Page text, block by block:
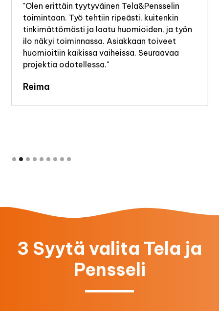
"Olen erittäin tyytyväinen Tela&Pensselin
toimintaan. Työ tehtiin ripeästi, kuitenkin
tinkimättömästi ja laatu huomioiden, ja työn
ilo näkyi toiminnassa. Asiakkaan toiveet
huomioitiin kaikissa vaiheissa. Seuraavaa
projektia odotellessa."
Reima
Slide 2 of 9.
3 Syytä valita Tela ja
Pensseli